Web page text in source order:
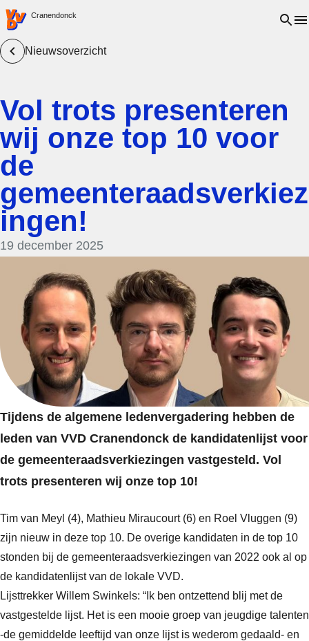
VVD.nl - Ga naar de homepage
Cranendonck Open
Nieuwsoverzicht
Vol trots presenteren
wij onze top 10 voor
de
gemeenteraadsverkiez
ingen!
19 december 2025
Tijdens de algemene ledenvergadering hebben de
leden van VVD Cranendonck de kandidatenlijst voor
de gemeenteraadsverkiezingen vastgesteld. Vol
trots presenteren wij onze top 10!
Tim van Meyl (4), Mathieu Miraucourt (6) en Roel Vluggen (9)
zijn nieuw in deze top 10. De overige kandidaten in de top 10
stonden bij de gemeenteraadsverkiezingen van 2022 ook al op
de kandidatenlijst van de lokale VVD.
Lijsttrekker Willem Swinkels: “Ik ben ontzettend blij met de
vastgestelde lijst. Het is een mooie groep van jeugdige talenten
-de gemiddelde leeftijd van onze lijst is wederom gedaald- en